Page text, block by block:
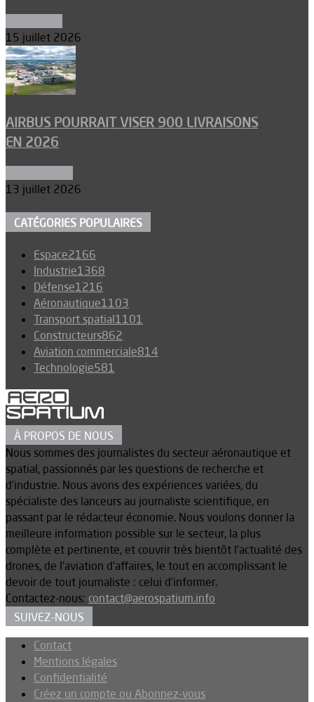
15 juillet 2026
AIRBUS POURRAIT VISER 900 LIVRAISONS
EN 2026
13 juillet 2026
CATÉGORIES POPULAIRES
Espace2166
Industrie1368
Défense1216
Aéronautique1103
Transport spatial1101
Constructeurs862
Aviation commerciale814
Technologie581
À PROPOS DE NOUS
Nous sommes des journalistes du secteur aéronautique et
spatial, passionnés par les questions de recherche et
d’industrie. Nous avons des expériences variées, du
spécialiste des lanceurs au journaliste scientifique, en
passant par le rédacteur économie. Nous voulons donner la
meilleure information possible sur le secteur, la plus
complète et pertinente, et couvrir très bientôt l’actualité des
drones, de l’aviation d’affaires, le tout en accomplissant le
devoir de tout journaliste : celui d’informer.
Contactez-nous: contact@aerospatium.info
SUIVEZ-NOUS
Contact
Mentions légales
Confidentialité
Créez un compte ou Abonnez-vous